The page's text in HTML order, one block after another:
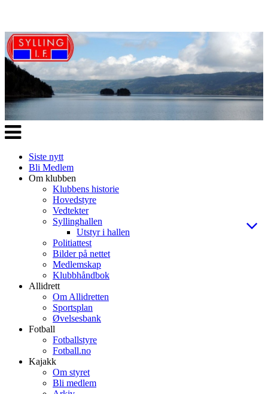
Veksle
navigasjon
Siste nytt
Bli Medlem
Om klubben
Klubbens historie
Hovedstyre
Vedtekter
Syllinghallen
Utstyr i hallen
Politiattest
Bilder på nettet
Medlemskap
Klubbhåndbok
Allidrett
Om Allidretten
Sportsplan
Øvelsesbank
Fotball
Fotballstyre
Fotball.no
Kajakk
Om styret
Bli medlem